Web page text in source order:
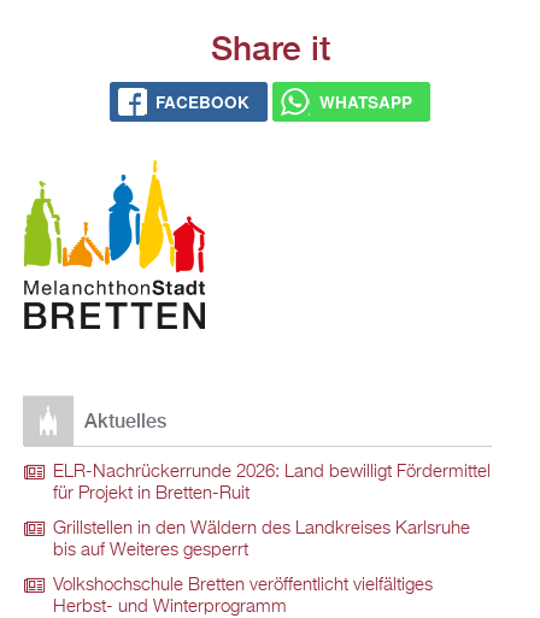
Share it
FACEBOOK WHATSAPP
Aktuelles
ELR-Nachrückerrunde 2026: Land bewilligt Fördermittel
für Projekt in Bretten-Ruit
Grillstellen in den Wäldern des Landkreises Karlsruhe
bis auf Weiteres gesperrt
Volkshochschule Bretten veröffentlicht vielfältiges
Herbst- und Winterprogramm